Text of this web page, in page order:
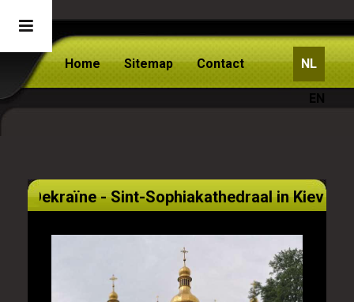
Home Sitemap Contact NL
EN
Oekraïne - Sint-Sophiakathedraal in Kiev